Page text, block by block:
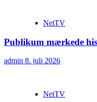
NetTV
Publikum mærkede
admin 8. juli 2026
NetTV